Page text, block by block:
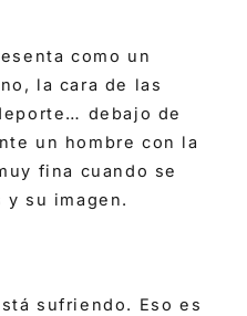
como un
la cara de las
debajo de
un hombre con la
fina cuando se
su imagen.
sufriendo. Eso es